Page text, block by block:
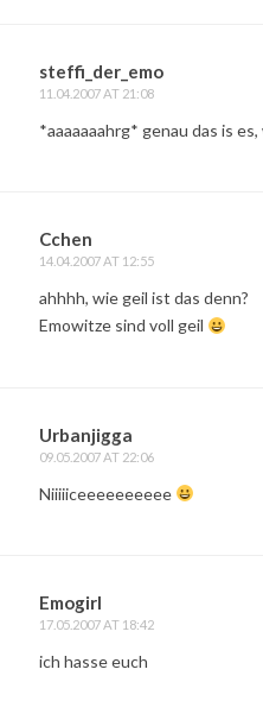
steffi_der_emo
11.04.2007 AT 21:08
*aaaaaaahrg* genau das is
Cchen
14.04.2007 AT 12:55
ahhhh, wie geil ist das denn?
Emowitze sind voll geil
Urbanjigga
09.05.2007 AT 22:06
Niiiiiceeeeeeeeee
Emogirl
17.05.2007 AT 18:42
ich hasse euch